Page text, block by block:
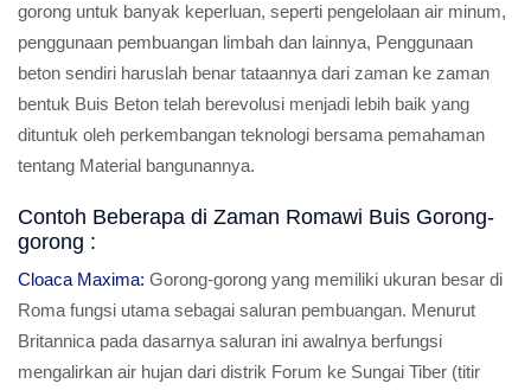
gorong untuk banyak keperluan, seperti pengelolaan air minum,
penggunaan pembuangan limbah dan lainnya, Penggunaan
beton sendiri haruslah benar tataannya dari zaman ke zaman
bentuk Buis Beton telah berevolusi menjadi lebih baik yang
dituntuk oleh perkembangan teknologi bersama pemahaman
tentang Material bangunannya.
Contoh Beberapa di Zaman Romawi Buis Gorong-
gorong :
Cloaca Maxima: Gorong-gorong yang memiliki ukuran besar di
Roma fungsi utama sebagai saluran pembuangan. Menurut
Britannica pada dasarnya saluran ini awalnya berfungsi
mengalirkan air hujan dari distrik Forum ke Sungai Tiber (titir